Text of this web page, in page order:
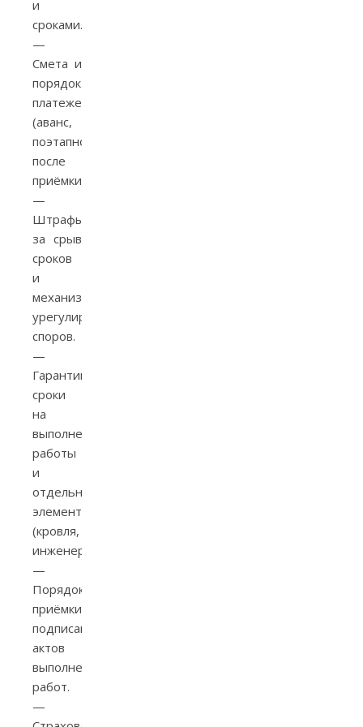
и
сроками.
—
Смета и
порядок
платежей
(аванс,
поэтапно,
после
приёмки).
—
Штрафы
за срыв
сроков
и
механизм
урегулирования
споров.
—
Гарантийные
сроки
на
выполненные
работы
и
отдельные
элементы
(кровля,
инженерия).
—
Порядок
приёмки/
подписания
актов
выполненных
работ.
—